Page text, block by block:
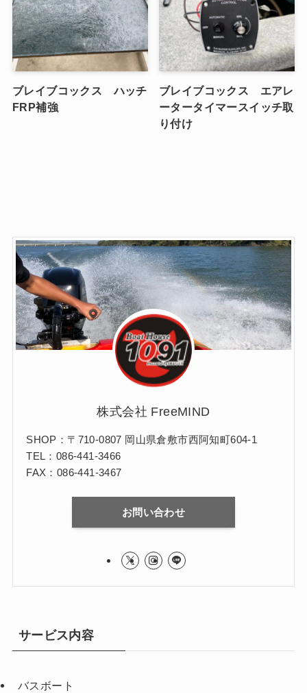
ブレイブコックス ハッチ
FRP補強
ブレイブコックス エアレ
ータータイマースイッチ取
り付け
株式会社 FreeMIND
SHOP：〒710-0807 岡山県倉敷市西阿知町604-1
TEL：086-441-3466
FAX：086-441-3467
お問い合わせ
サービス内容
バスボート